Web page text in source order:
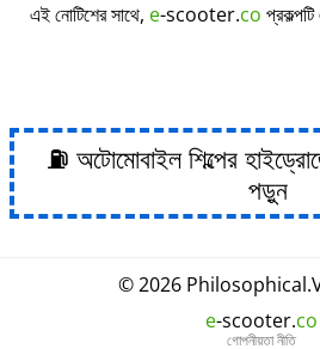
এই নোটিশের সাথে, e-scooter.co
⛽ অটোমোবাইল শিল্পের
পড়ুন
© 2026 Philosophical.
e-scooter.co
গোপনীয়তা নীতি